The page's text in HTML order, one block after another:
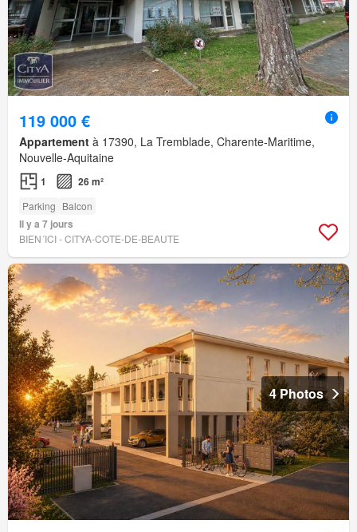
119 000 €
Appartement à 17390, La Tremblade, Charente-Maritime,
Nouvelle-Aquitaine
1 26 m²
Parking Balcon
Il y a 7 jours
BIEN´ICI - CITYA-COTE-DE-BEAUTE
4 Photos